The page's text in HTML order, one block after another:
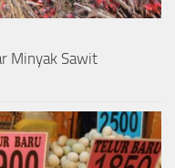
Minyak Sawit